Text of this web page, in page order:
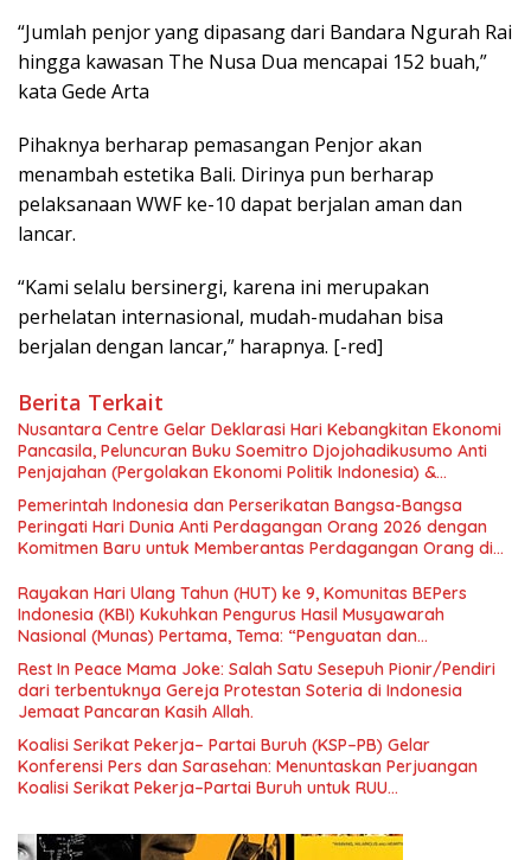
“Jumlah penjor yang dipasang dari Bandara Ngurah Rai
hingga kawasan The Nusa Dua mencapai 152 buah,”
kata Gede Arta
Pihaknya berharap pemasangan Penjor akan
menambah estetika Bali. Dirinya pun berharap
pelaksanaan WWF ke-10 dapat berjalan aman dan
lancar.
“Kami selalu bersinergi, karena ini merupakan
perhelatan internasional, mudah-mudahan bisa
berjalan dengan lancar,” harapnya. [-red]
Berita Terkait
Nusantara Centre Gelar Deklarasi Hari Kebangkitan Ekonomi
Pancasila, Peluncuran Buku Soemitro Djojohadikusumo Anti
Penjajahan (Pergolakan Ekonomi Politik Indonesia) &
Simposium Nasional “Urgensi Undang-Undang Perekonomian
Nasional dan Kesejahteraan Sosial dalam Menata Bangsa
Menuju Indonesia Emas 2045”,
Pemerintah Indonesia dan Perserikatan Bangsa-Bangsa
Peringati Hari Dunia Anti Perdagangan Orang 2026 dengan
Komitmen Baru untuk Memberantas Perdagangan Orang di
Rayakan Hari Ulang Tahun (HUT) ke 9, Komunitas BEPers
Indonesia (KBI) Kukuhkan Pengurus Hasil Musyawarah
Nasional (Munas) Pertama, Tema: “Penguatan dan
Pengembangan Organisasi KBI yang Berbasis Riset di seluruh
Indonesia dan Mancanegara”.
Rest In Peace Mama Joke: Salah Satu Sesepuh Pionir/Pendiri
dari terbentuknya Gereja Protestan Soteria di Indonesia
Jemaat Pancaran Kasih Allah.
Koalisi Serikat Pekerja– Partai Buruh (KSP–PB) Gelar
Konferensi Pers dan Sarasehan: Menuntaskan Perjuangan
Koalisi Serikat Pekerja–Partai Buruh untuk RUU